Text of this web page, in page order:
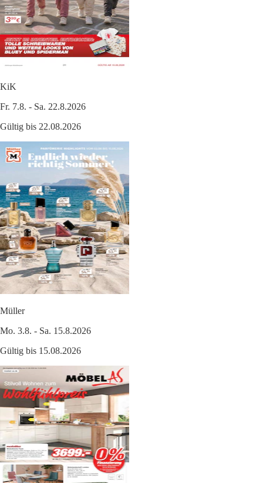
KiK
Fr. 7.8. - Sa. 22.8.2026
Gültig bis 22.08.2026
Müller
Mo. 3.8. - Sa. 15.8.2026
Gültig bis 15.08.2026